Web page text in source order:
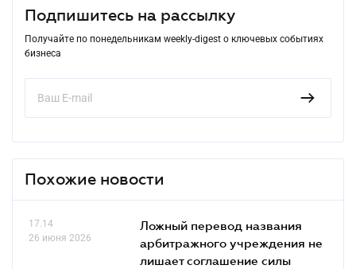
Подпишитесь на рассылку
Получайте по понедельникам weekly-digest о ключевых событиях
бизнеса
Похожие новости
17.14
26 июня 2026
Ложный перевод названия
арбитражного учреждения не
лишает соглашение силы